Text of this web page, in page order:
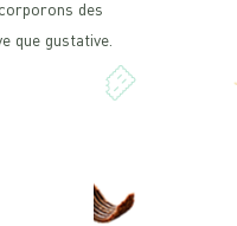
des
que gustative.